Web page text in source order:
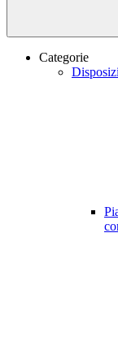
Categorie